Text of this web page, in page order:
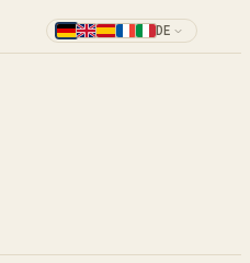
DE